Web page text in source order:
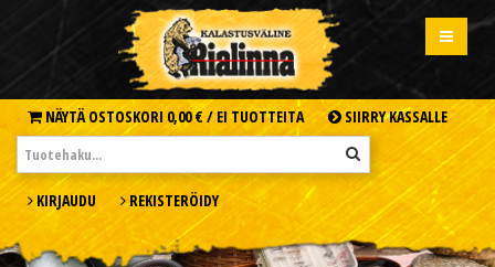
NÄYTÄ OSTOSKORI 0,00 € / EI TUOTTEITA SIIRRY KASSALLE
KIRJAUDU REKISTERÖIDY